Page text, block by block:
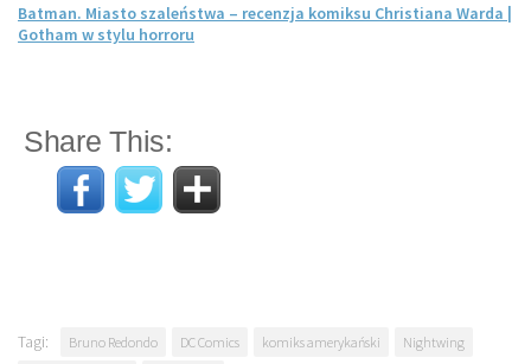
Batman. Miasto szaleństwa – recenzja komiksu Christiana Warda |
Gotham w stylu horroru
Share This:
Tagi: Bruno Redondo DC Comics komiks amerykański
Nightwing